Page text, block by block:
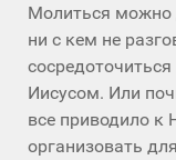
Молиться можно
ни с кем не
Иисусом. Или
все приводило к
организовать